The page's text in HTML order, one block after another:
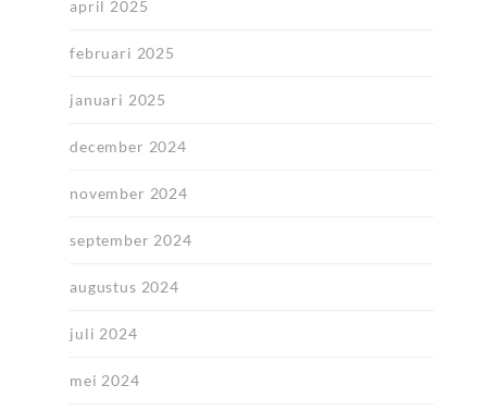
april 2025
februari 2025
januari 2025
december 2024
november 2024
september 2024
augustus 2024
juli 2024
mei 2024